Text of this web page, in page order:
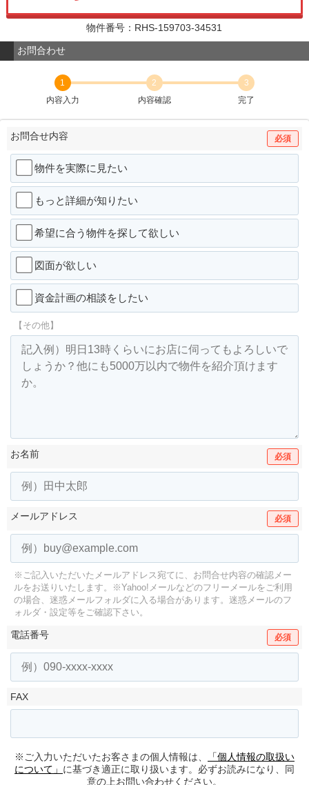
物件番号：RHS-159703-34531
お問合わせ
1
内容入力
2
内容確認
3
完了
お問合せ内容 必須
物件を実際に見たい
もっと詳細が知りたい
希望に合う物件を探して欲しい
図面が欲しい
資金計画の相談をしたい
【その他】
お名前 必須
メールアドレス 必須
※ご記入いただいたメールアドレス宛てに、お問合せ内容の確認メー
ルをお送りいたします。
※Yahoo!メールなどのフリーメールをご利用
の場合、迷惑メールフォルダに入る場合があります。 迷惑メールのフ
ォルダ・設定等をご確認下さい。
電話番号 必須
FAX
※ご入力いただいたお客さまの個人情報は、
「個人情報の取扱い
について」 に基づき適正に取り扱います。必ずお読みになり、同
意の上お問い合わせください。